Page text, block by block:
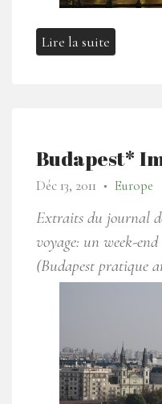
Lire la suite
Budapest*
Déc 13, 2011 ● Europe
Extraits du journal
voyage: un week-
(Budapest pratique